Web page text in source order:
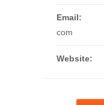
Email:
com
Website: